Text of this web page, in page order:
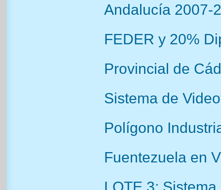
Andalucía 2007-
FEDER y 20%
Provincial de
Sistema de
Polígono
Fuentezuela en
LOTE 3: Sistema